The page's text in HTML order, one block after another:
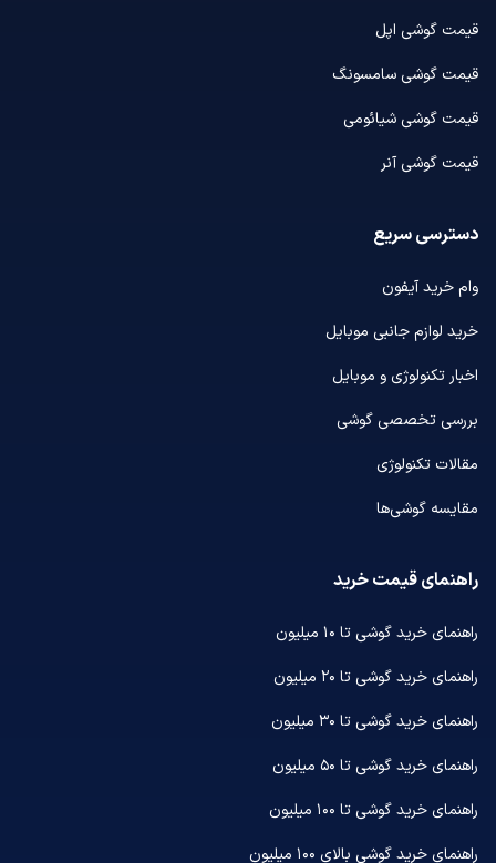
قیمت گوشی اپل
قیمت گوشی سامسونگ
قیمت گوشی شیائومی
قیمت گوشی آنر
دسترسی سریع
وام خرید آیفون
خرید لوازم جانبی موبایل
اخبار تکنولوژی و موبایل
بررسی تخصصی گوشی
مقالات تکنولوژی
مقایسه گوشی‌ها
راهنمای قیمت خرید
راهنمای خرید گوشی تا ۱۰ میلیون
راهنمای خرید گوشی تا ۲۰ میلیون
راهنمای خرید گوشی تا ۳۰ میلیون
راهنمای خرید گوشی تا ۵۰ میلیون
راهنمای خرید گوشی تا ۱۰۰ میلیون
راهنمای خرید گوشی بالای ۱۰۰ میلیون